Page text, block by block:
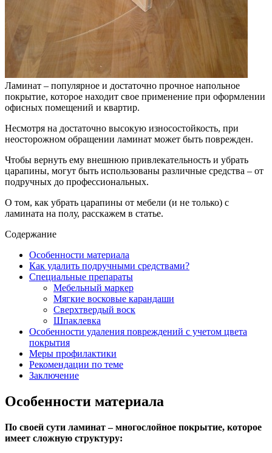
Ламинат – популярное и достаточно прочное напольное
покрытие, которое находит свое применение при оформлении
офисных помещений и квартир.
Несмотря на достаточно высокую износостойкость, при
неосторожном обращении ламинат может быть поврежден.
Чтобы вернуть ему внешнюю привлекательность и убрать
царапины, могут быть использованы различные средства – от
подручных до профессиональных.
О том, как убрать царапины от мебели (и не только) с
ламината на полу, расскажем в статье.
Содержание
Особенности материала
Как удалить подручными средствами?
Специальные препараты
Мебельный маркер
Мягкие восковые карандаши
Сверхтвердый воск
Шпаклевка
Особенности удаления повреждений с учетом цвета
покрытия
Меры профилактики
Рекомендации по теме
Заключение
Особенности материала
По своей сути ламинат – многослойное покрытие, которое
имеет сложную структуру: